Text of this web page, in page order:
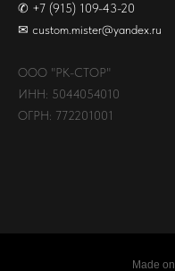
✆ +7 (915) 109-43-20
✉ custom.mister@yandex.ru
ООО "РК-СТОР"
ИНН: 5044054010
ОГРН: 772201001
Made on